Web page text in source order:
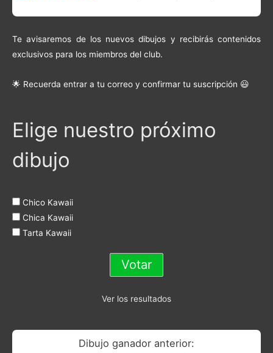
Te avisaremos de los nuevos dibujos y recibirás contenidos
exclusivos para los miembros del club.
🌟 Recuerda entrar a tu correo y confirmar tu suscripción 😃
Elige nuestro próximo
dibujo
Chico Kawaii
Chica Kawaii
Tarta Kawaii
Ver los resultados
Dibujo ganador anterior: